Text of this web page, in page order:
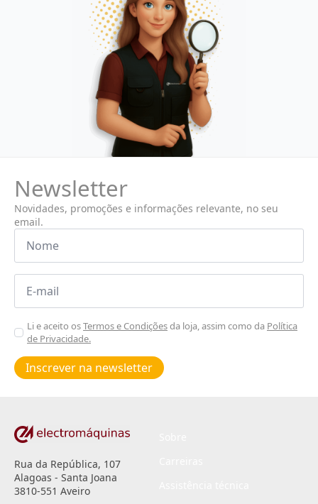
Newsletter
Novidades, promoções e informações relevante, no seu
email.
Nome
Email
Aceitar
Poiticas
de
privacidade
Li e aceito osTermos e Condiçõesda loja, assim como da Política
de Privacidade.
Inscrever na newsletter
Rua da República, 107
Alagoas - Santa Joana
3810-551 Aveiro